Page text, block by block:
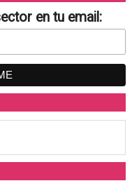
en tu email: